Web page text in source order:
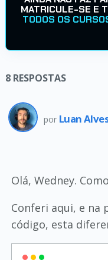
MATRICULE-SE E
TODOS OS
8 RESPOSTAS
por Luan
Olá, Wedney.
Conferi aqui, e na
código, esta